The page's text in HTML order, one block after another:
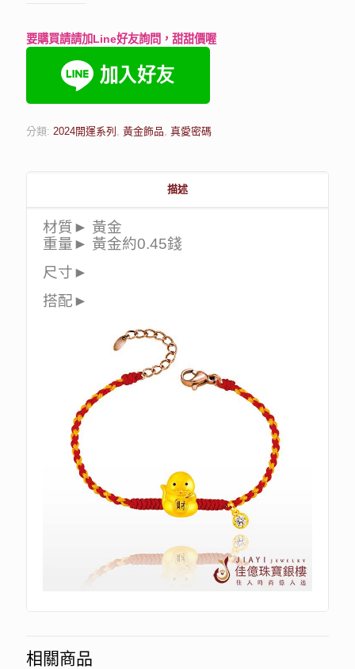
要購買請請加Line好友詢問，甜甜價喔
分類: 2024開運系列 , 黃金飾品, 真愛密碼
描述
材質► 黃金
重量► 黃金約0.45錢
尺寸►
搭配►
相關商品